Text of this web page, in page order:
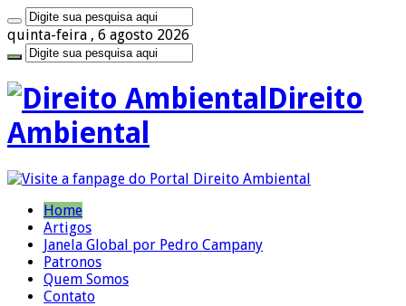
quinta-feira , 6 agosto 2026
Direito
Ambiental
Home
Artigos
Janela Global por Pedro Campany
Patronos
Quem Somos
Contato